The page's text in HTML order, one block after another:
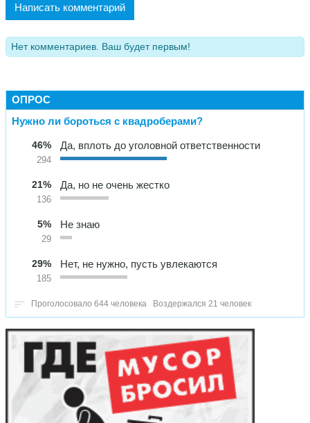
Написать комментарий
Нет комментариев. Ваш будет первым!
ОПРОС
Нужно ли бороться с квадроберами?
46%
294
Да, вплоть до уголовной ответственности
21%
136
Да, но не очень жестко
5%
29
Не знаю
29%
185
Нет, не нужно, пусть увлекаются
Проголосовало 644 человека Воздержался 21 человек